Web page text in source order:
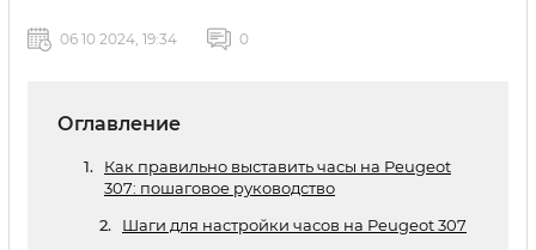
06 10 2024, 19:34 0
Оглавление
Как правильно выставить часы на Peugeot
307: пошаговое руководство
Шаги для настройки часов на Peugeot 307